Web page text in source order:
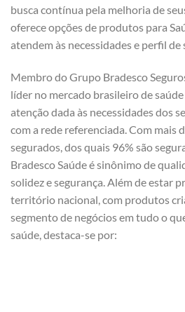
busca contínua pela melhoria de
oferece opções de produtos para
atendem às necessidades e perfil de
Membro do Grupo Bradesco
líder no mercado brasileiro de
atenção dada às necessidades dos
com a rede referenciada. Com mais
segurados, dos quais 96% são
Bradesco Saúde é sinônimo de
solidez e segurança. Além de estar
território nacional, com produtos
segmento de negócios em tudo o
saúde, destaca-se por: